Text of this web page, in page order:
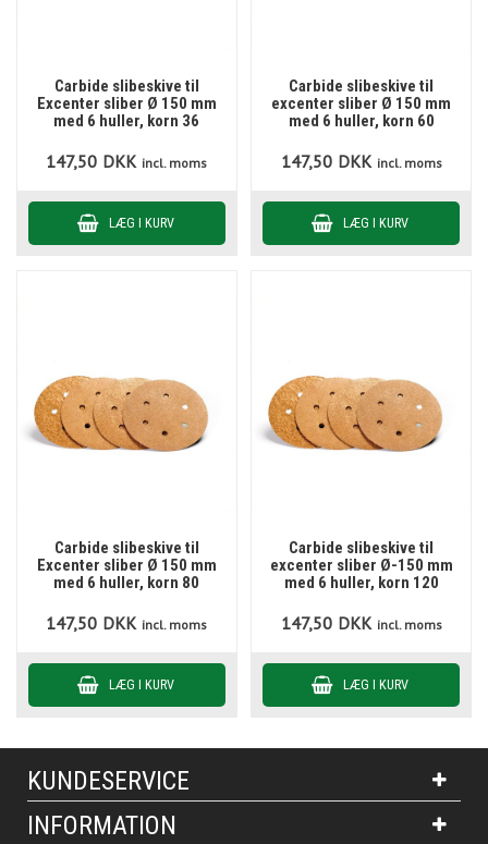
Carbide slibeskive til
Excenter sliber Ø 150 mm
med 6 huller, korn 36
147,50 DKK incl. moms
Carbide slibeskive til
excenter sliber Ø 150 mm
med 6 huller, korn 60
147,50 DKK incl. moms
Carbide slibeskive til
Excenter sliber Ø 150 mm
med 6 huller, korn 80
147,50 DKK incl. moms
Carbide slibeskive til
excenter sliber Ø-150 mm
med 6 huller, korn 120
147,50 DKK incl. moms
KUNDESERVICE
INFORMATION